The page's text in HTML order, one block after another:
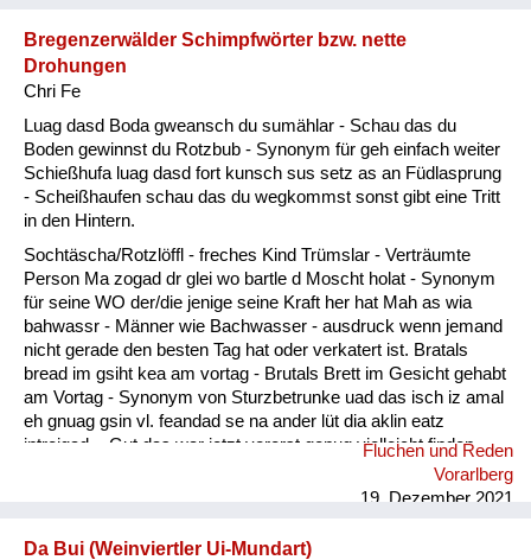
Bregenzerwälder Schimpfwörter bzw. nette
Drohungen
Chri Fe
Luag dasd Boda gweansch du sumählar - Schau das du
Boden gewinnst du Rotzbub - Synonym für geh einfach weiter
Schießhufa luag dasd fort kunsch sus setz as an Füdlasprung
- Scheißhaufen schau das du wegkommst sonst gibt eine Tritt
in den Hintern.
Sochtäscha/Rotzlöffl - freches Kind Trümslar - Verträumte
Person Ma zogad dr glei wo bartle d Moscht holat - Synonym
für seine WO der/die jenige seine Kraft her hat Mah as wia
bahwassr - Männer wie Bachwasser - ausdruck wenn jemand
nicht gerade den besten Tag hat oder verkatert ist. Bratals
bread im gsiht kea am vortag - Brutals Brett im Gesicht gehabt
am Vortag - Synonym von Sturzbetrunke uad das isch iz amal
eh gnuag gsin vl. feandad se na ander lüt dia aklin eatz
intreigad. - Gut das war jetzt vorerst genug vielleicht finden
Fluchen und Reden
Vorarlberg
19. Dezember 2021
Da Bui (Weinviertler Ui-Mundart)